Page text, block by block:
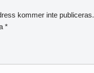
kommer inte publiceras.
*